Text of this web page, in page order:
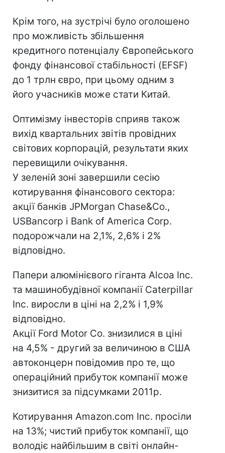
Крім того, на зустрічі було оголошено
про можливість збільшення
кредитного потенціалу Європейського
фонду фінансової стабільності (EFSF)
до 1 трлн євро, при цьому одним з
його учасників може стати Китай.
Оптимізму інвесторів сприяв також
вихід квартальних звітів провідних
світових корпорацій, результати яких
перевищили очікування.
У зеленій зоні завершили сесію
котирування фінансового сектора:
акції банків JPMorgan Chase&Co.,
USBancorp і Bank of America Corp.
подорожчали на 2,1%, 2,6% і 2%
відповідно.
Папери алюмінієвого гіганта Alcoa Inc.
та машинобудівної компанії Caterpillar
Inc. виросли в ціні на 2,2% і 1,9%
відповідно.
Акції Ford Motor Co. знизилися в ціні
на 4,5% - другий за величиною в США
автоконцерн повідомив про те, що
операційний прибуток компанії може
знизитися за підсумками 2011р.
Котирування Amazon.com Inc. просіли
на 13%; чистий прибуток компанії, що
володіє найбільшим в світі онлайн-